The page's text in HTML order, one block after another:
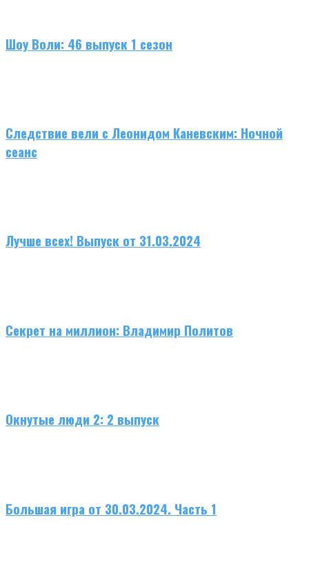
Шоу Воли: 46 выпуск 1 сезон
Следствие вели с Леонидом Каневским: Ночной
сеанс
Лучше всех! Выпуск от 31.03.2024
Секрет на миллион: Владимир Политов
Окнутые люди 2: 2 выпуск
Большая игра от 30.03.2024. Часть 1